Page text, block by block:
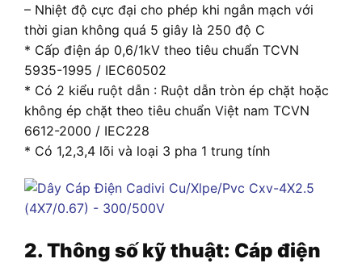
– Nhiệt độ cực đại cho phép khi ngắn mạch với
thời gian không quá 5 giây là 250 độ C
* Cấp điện áp 0,6/1kV theo tiêu chuẩn TCVN
5935-1995 / IEC60502
* Có 2 kiểu ruột dẫn : Ruột dẫn tròn ép chặt hoặc
không ép chặt theo tiêu chuẩn Việt nam TCVN
6612-2000 / IEC228
* Có 1,2,3,4 lõi và loại 3 pha 1 trung tính
2. Thông số kỹ thuật: Cáp điện